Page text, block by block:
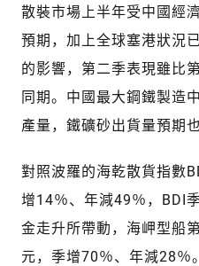
散裝市場上半年受中國經
預期，加上全球塞港狀況
的影響，第二季表現雖比
同期。中國最大鋼鐵製造
產量，鐵礦砂出貨量預期
對照波羅的海乾散貨指數
增14％、年減49％，BDI
金走升所帶動，海岬型船
元，季增70％、年減28％。